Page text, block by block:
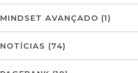
MINDSET AVANÇADO (1)
NOTÍCIAS (74)